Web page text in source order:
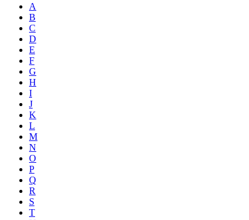
A
B
C
D
E
F
G
H
I
J
K
L
M
N
O
P
Q
R
S
T